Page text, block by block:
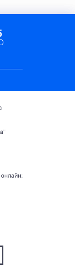
онлайн: